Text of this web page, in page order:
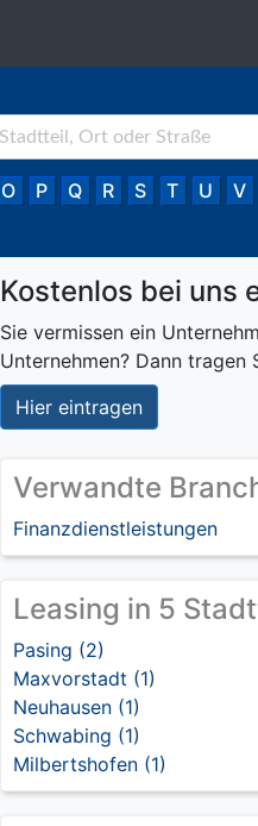
O P Q R S T U V
Kostenlos bei uns
Sie vermissen ein
Unternehmen? Dann tragen
Hier eintragen
Verwandte
Finanzdienstleistungen
Leasing in 5
Pasing (2)
Maxvorstadt (1)
Neuhausen (1)
Schwabing (1)
Milbertshofen (1)